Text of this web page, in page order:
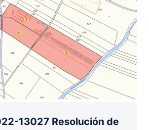
13027 Resolución de